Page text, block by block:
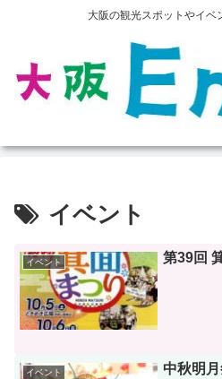
大阪の観光スポットやイベ
イベント
イベント 第39回
イベント 中秋明